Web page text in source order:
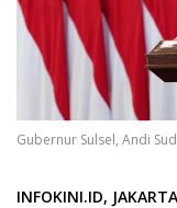
Gubernur Sulsel, Andi
INFOKINI.ID, JAKARTA